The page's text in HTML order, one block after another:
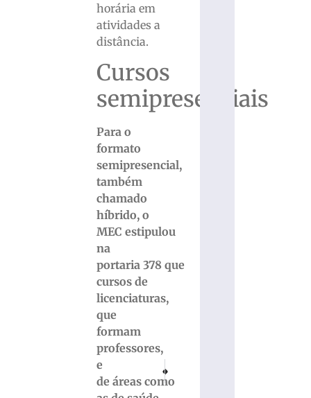
horária em
atividades a
distância.
Cursos
semipresenciais
Para o
formato
semipresencial,
também
chamado
híbrido, o
MEC estipulou
na
portaria 378 que
cursos de
licenciaturas,
que
formam
professores,
e
de áreas comoPrimeiro salto de paraquedas de um cão